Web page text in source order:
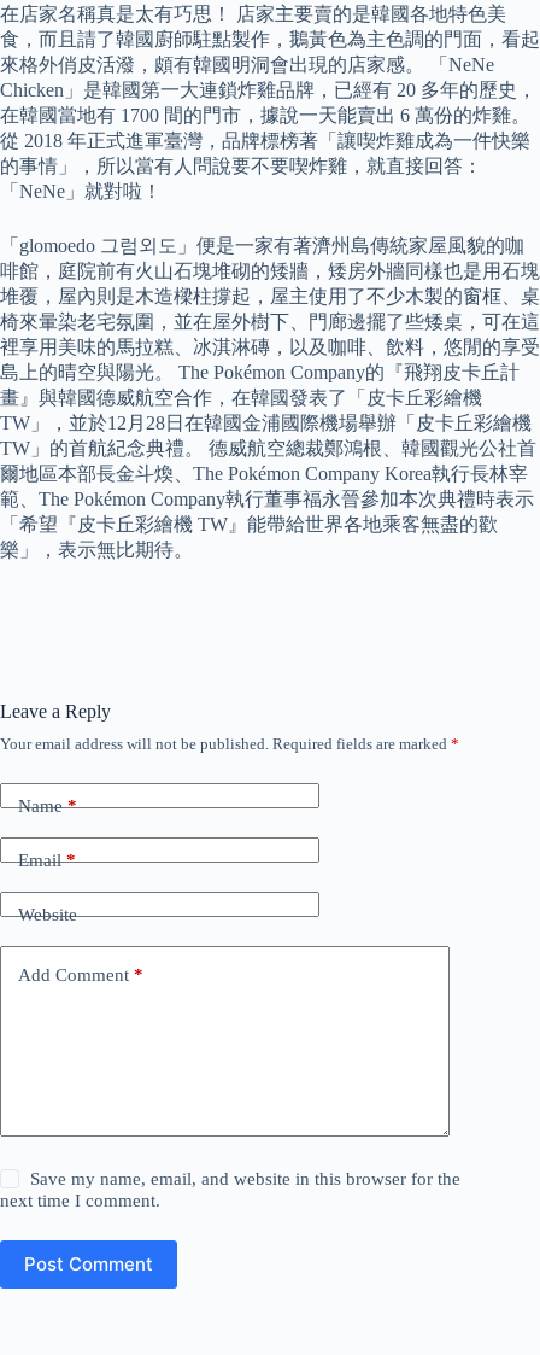
在店家名稱真是太有巧思！ 店家主要賣的是韓國各地特色美
食，而且請了韓國廚師駐點製作，鵝黃色為主色調的門面，看起
來格外俏皮活潑，頗有韓國明洞會出現的店家感。 「NeNe
Chicken」是韓國第一大連鎖炸雞品牌，已經有 20 多年的歷史，
在韓國當地有 1700 間的門市，據說一天能賣出 6 萬份的炸雞。
從 2018 年正式進軍臺灣，品牌標榜著「讓喫炸雞成為一件快樂
的事情」，所以當有人問說要不要喫炸雞，就直接回答：
「NeNe」就對啦！
「glomoedo 그럼외도」便是一家有著濟州島傳統家屋風貌的咖
啡館，庭院前有火山石塊堆砌的矮牆，矮房外牆同樣也是用石塊
堆覆，屋內則是木造樑柱撐起，屋主使用了不少木製的窗框、桌
椅來暈染老宅氛圍，並在屋外樹下、門廊邊擺了些矮桌，可在這
裡享用美味的馬拉糕、冰淇淋磚，以及咖啡、飲料，悠閒的享受
島上的晴空與陽光。 The Pokémon Company的『飛翔皮卡丘計
畫』與韓國德威航空合作，在韓國發表了「皮卡丘彩繪機
TW」，並於12月28日在韓國金浦國際機場舉辦「皮卡丘彩繪機
TW」的首航紀念典禮。 德威航空總裁鄭鴻根、韓國觀光公社首
爾地區本部長金斗煥、The Pokémon Company Korea執行長林宰
範、The Pokémon Company執行董事福永晉參加本次典禮時表示
「希望『皮卡丘彩繪機 TW』能帶給世界各地乘客無盡的歡
樂」，表示無比期待。
Leave a Reply
Your email address will not be published. Required fields are marked *
Name*
Email*
Website
Add Comment *
Save my name, email, and website in this browser for the
next time I comment.
Post Comment